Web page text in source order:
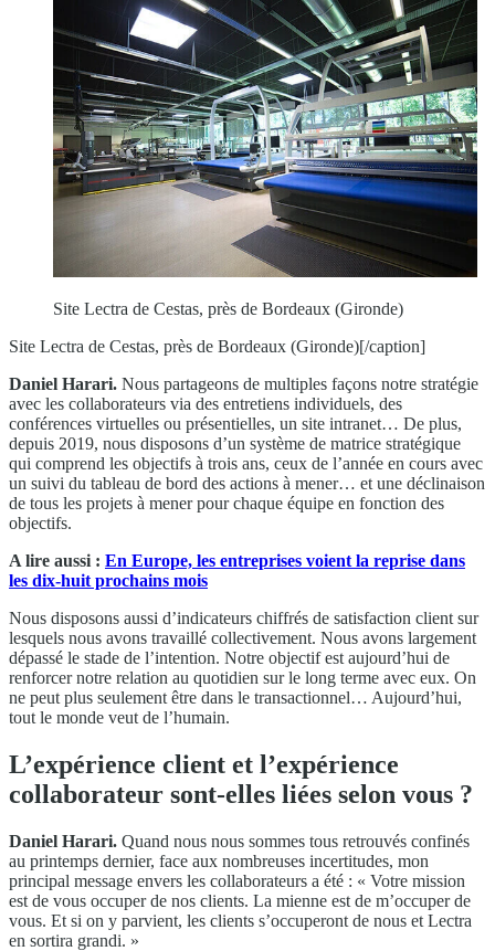
Site Lectra de Cestas, près de Bordeaux (Gironde)
Site Lectra de Cestas, près de Bordeaux (Gironde)[/caption]
Daniel Harari. Nous partageons de multiples façons notre stratégie
avec les collaborateurs via des entretiens individuels, des
conférences virtuelles ou présentielles, un site intranet… De plus,
depuis 2019, nous disposons d’un système de matrice stratégique
qui comprend les objectifs à trois ans, ceux de l’année en cours avec
un suivi du tableau de bord des actions à mener… et une déclinaison
de tous les projets à mener pour chaque équipe en fonction des
objectifs.
A lire aussi : En Europe, les entreprises voient la reprise dans
les dix-huit prochains mois
Nous disposons aussi d’indicateurs chiffrés de satisfaction client sur
lesquels nous avons travaillé collectivement. Nous avons largement
dépassé le stade de l’intention. Notre objectif est aujourd’hui de
renforcer notre relation au quotidien sur le long terme avec eux. On
ne peut plus seulement être dans le transactionnel… Aujourd’hui,
tout le monde veut de l’humain.
L’expérience client et l’expérience
collaborateur sont-elles liées selon vous ?
Daniel Harari. Quand nous nous sommes tous retrouvés confinés
au printemps dernier, face aux nombreuses incertitudes, mon
principal message envers les collaborateurs a été : « Votre mission
est de vous occuper de nos clients. La mienne est de m’occuper de
vous. Et si on y parvient, les clients s’occuperont de nous et Lectra
en sortira grandi. »